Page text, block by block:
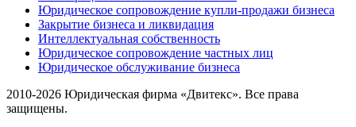
Юридическое сопровождение купли-продажи бизнеса
Закрытие бизнеса и ликвидация
Интеллектуальная собственность
Юридическое сопровождение частных лиц
Юридическое обслуживание бизнеса
2010-2026 Юридическая фирма «Двитекс». Все права
защищены.